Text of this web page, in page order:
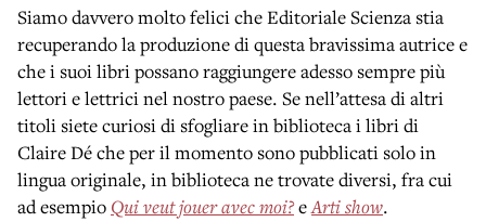
Siamo davvero molto felici che Editoriale Scienza stia
recuperando la produzione di questa bravissima autrice e
che i suoi libri possano raggiungere adesso sempre più
lettori e lettrici nel nostro paese. Se nell’attesa di altri
titoli siete curiosi di sfogliare in biblioteca i libri di
Claire Dé che per il momento sono pubblicati solo in
lingua originale, in biblioteca ne trovate diversi, fra cui
ad esempio Qui veut jouer avec moi?eArti show.